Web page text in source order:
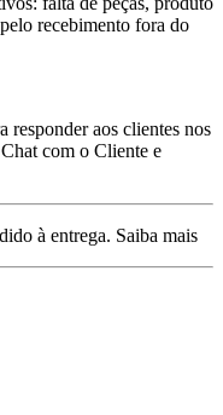
recebimento fora do
responder aos clientes nos
com o Cliente e
à entrega. Saiba mais